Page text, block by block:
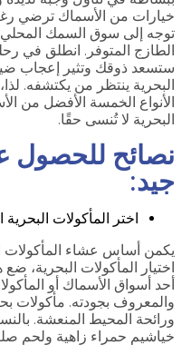
خيارات من الأسماك ترضي
توجه إلى سوق السمك المحلي
الطازج المتوفر. انطلق في
ستسعد ذوقك وتثير إعجاب
البحرية ينتظر من يكتشفه.
الأنواع الخمسة الأفضل من
البحرية لا تُنسى حقًا.
نصائح للحصول
جيد:
اختر المأكولات البحرية
يكمن أساس عشاء المأكولات
اختيار المأكولات البحرية،
أحد أسواق الأسماك أو
والمعروف بجودته. مأكولات
ورائحة المحيط المنعشة.
خياشيم حمراء زاهية ولحم